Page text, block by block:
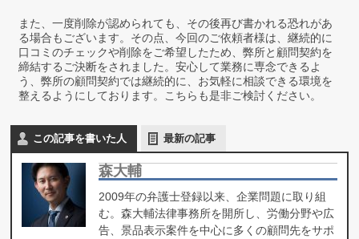
また、一度削除が認められても、その後再び書かれる恐れがあ
る場合もございます。その点、今回のご依頼者様は、継続的に
口コミのチェックや削除をご希望したため、弊所と顧問契約を
締結するご決断をされました。安心して業務に専念できるよ
う、弊所の顧問契約では継続的に、お気軽に相談できる環境を
整えるようにしております。こちらも是非ご検討ください。
この記事を書いた人 最新の記事
森大輔
2009年の弁護士登録以来、企業問題に取り組
む。森大輔法律事務所を開所し、労働分野や広
告、景品表示案件を中心に多くの顧問先をサポ